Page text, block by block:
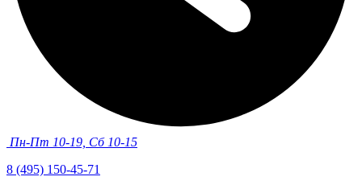
Пн-Пт 10-19, Сб 10-15
8 (495) 150-45-71